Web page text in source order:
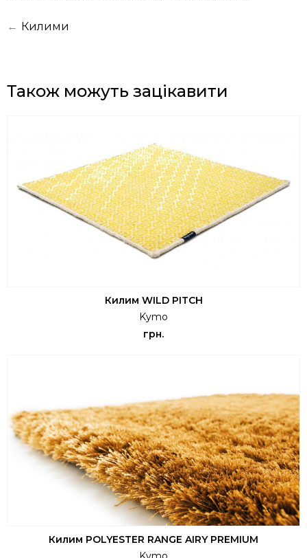
← Килими
Також можуть зацікавити
Килим WILD PITCH
Kymo
грн.
Килим POLYESTER RANGE AIRY PREMIUM